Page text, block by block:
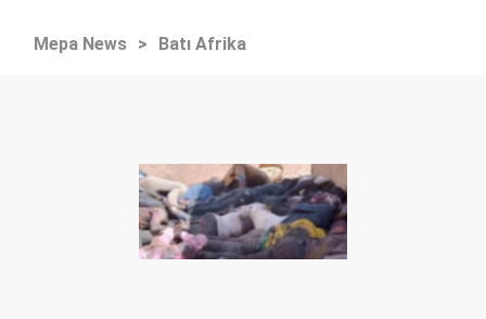
Mepa News > Batı Afrika